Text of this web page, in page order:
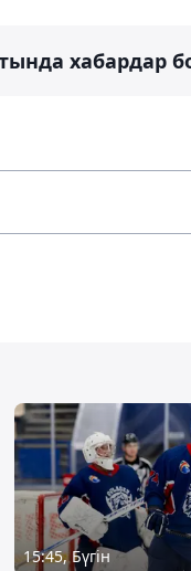
хабардар
15:45, Бүгін